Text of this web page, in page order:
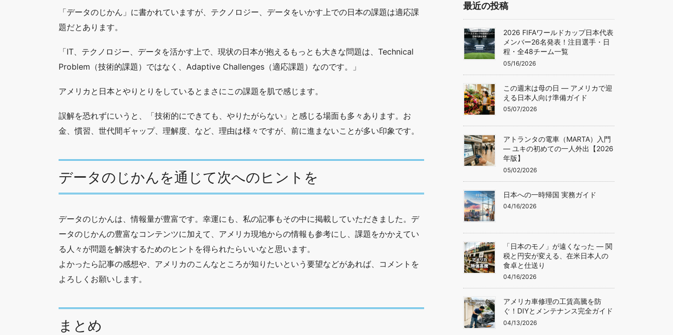
「データのじかん」に書かれていますが、テクノロジー、データをいかす上での日本の課題は適応課
題だとあります。
「IT、テクノロジー、データを活かす上で、現状の日本が抱えるもっとも大きな問題は、Technical
Problem（技術的課題）ではなく、Adaptive Challenges（適応課題）なのです。」
アメリカと日本とやりとりをしているとまさにこの課題を肌で感じます。
誤解を恐れずにいうと、「技術的にできても、やりたがらない」と感じる場面も多々あります。お
金、慣習、世代間ギャップ、理解度、など、理由は様々ですが、前に進まないことが多い印象です。
データのじかんを通じて次へのヒントを
データのじかんは、情報量が豊富です。幸運にも、私の記事もその中に掲載していただきました。デ
ータのじかんの豊富なコンテンツに加えて、アメリカ現地からの情報も参考にし、課題をかかえてい
る人々が問題を解決するためのヒントを得られたらいいなと思います。
よかったら記事の感想や、アメリカのこんなところが知りたいという要望などがあれば、コメントを
よろしくお願いします。
まとめ
最近の投稿
2026 FIFAワールドカップ日本代表
メンバー26名発表！注目選手・日
程・全48チーム一覧
05/16/2026
この週末は母の日 — アメリカで迎
える日本人向け準備ガイド
05/07/2026
アトランタの電車（MARTA）入門
— ユキの初めての一人外出【2026
年版】
05/02/2026
日本への一時帰国 実務ガイド
04/16/2026
「日本のモノ」が遠くなった ― 関
税と円安が変える、在米日本人の
食卓と仕送り
04/16/2026
アメリカ車修理の工賃高騰を防
ぐ！DIYとメンテナンス完全ガイド
04/13/2026